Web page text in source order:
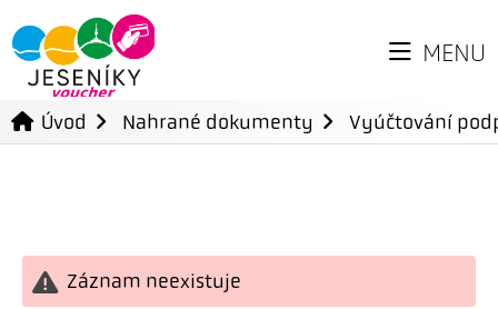
MENU
Úvod Nahrané dokumenty Vyúčtování
Záznam neexistuje